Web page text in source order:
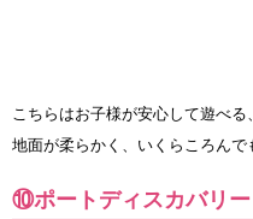
こちらはお子様が安心して遊べる
地面が柔らかく、いくらころんで
⑩ポートディスカバリ